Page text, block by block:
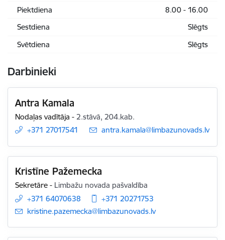
Piektdiena
8.00 - 16.00
Sestdiena
Slēgts
Svētdiena
Slēgts
Darbinieki
Antra Kamala
Nodaļas vadītāja - 2.stāvā, 204.kab.
+371 27017541
E-pasts:
antra.kamala@limbazunovads.lv
Kristīne Pažemecka
Sekretāre - Limbažu novada pašvaldība
+371 64070638
+371 20271753
E-pasts:
kristine.pazemecka@limbazunovads.lv